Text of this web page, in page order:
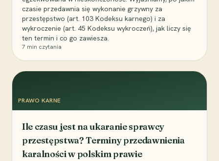
czasie przedawnia się wykonanie grzywny za
przestępstwo (art. 103 Kodeksu karnego) i za
wykroczenie (art. 45 Kodeksu wykroczeń), jak liczy się
ten termin i co go zawiesza.
7 min czytania
PRAWO KARNE
Ile czasu jest na ukaranie sprawcy
przestępstwa? Terminy przedawnienia
karalności w polskim prawie